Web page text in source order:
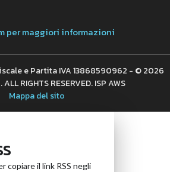
per maggiori informazioni
e Partita IVA 13868590962 - © 2026
RIGHTS RESERVED. ISP AWS
Mappa del sito
copiare il link RSS negli